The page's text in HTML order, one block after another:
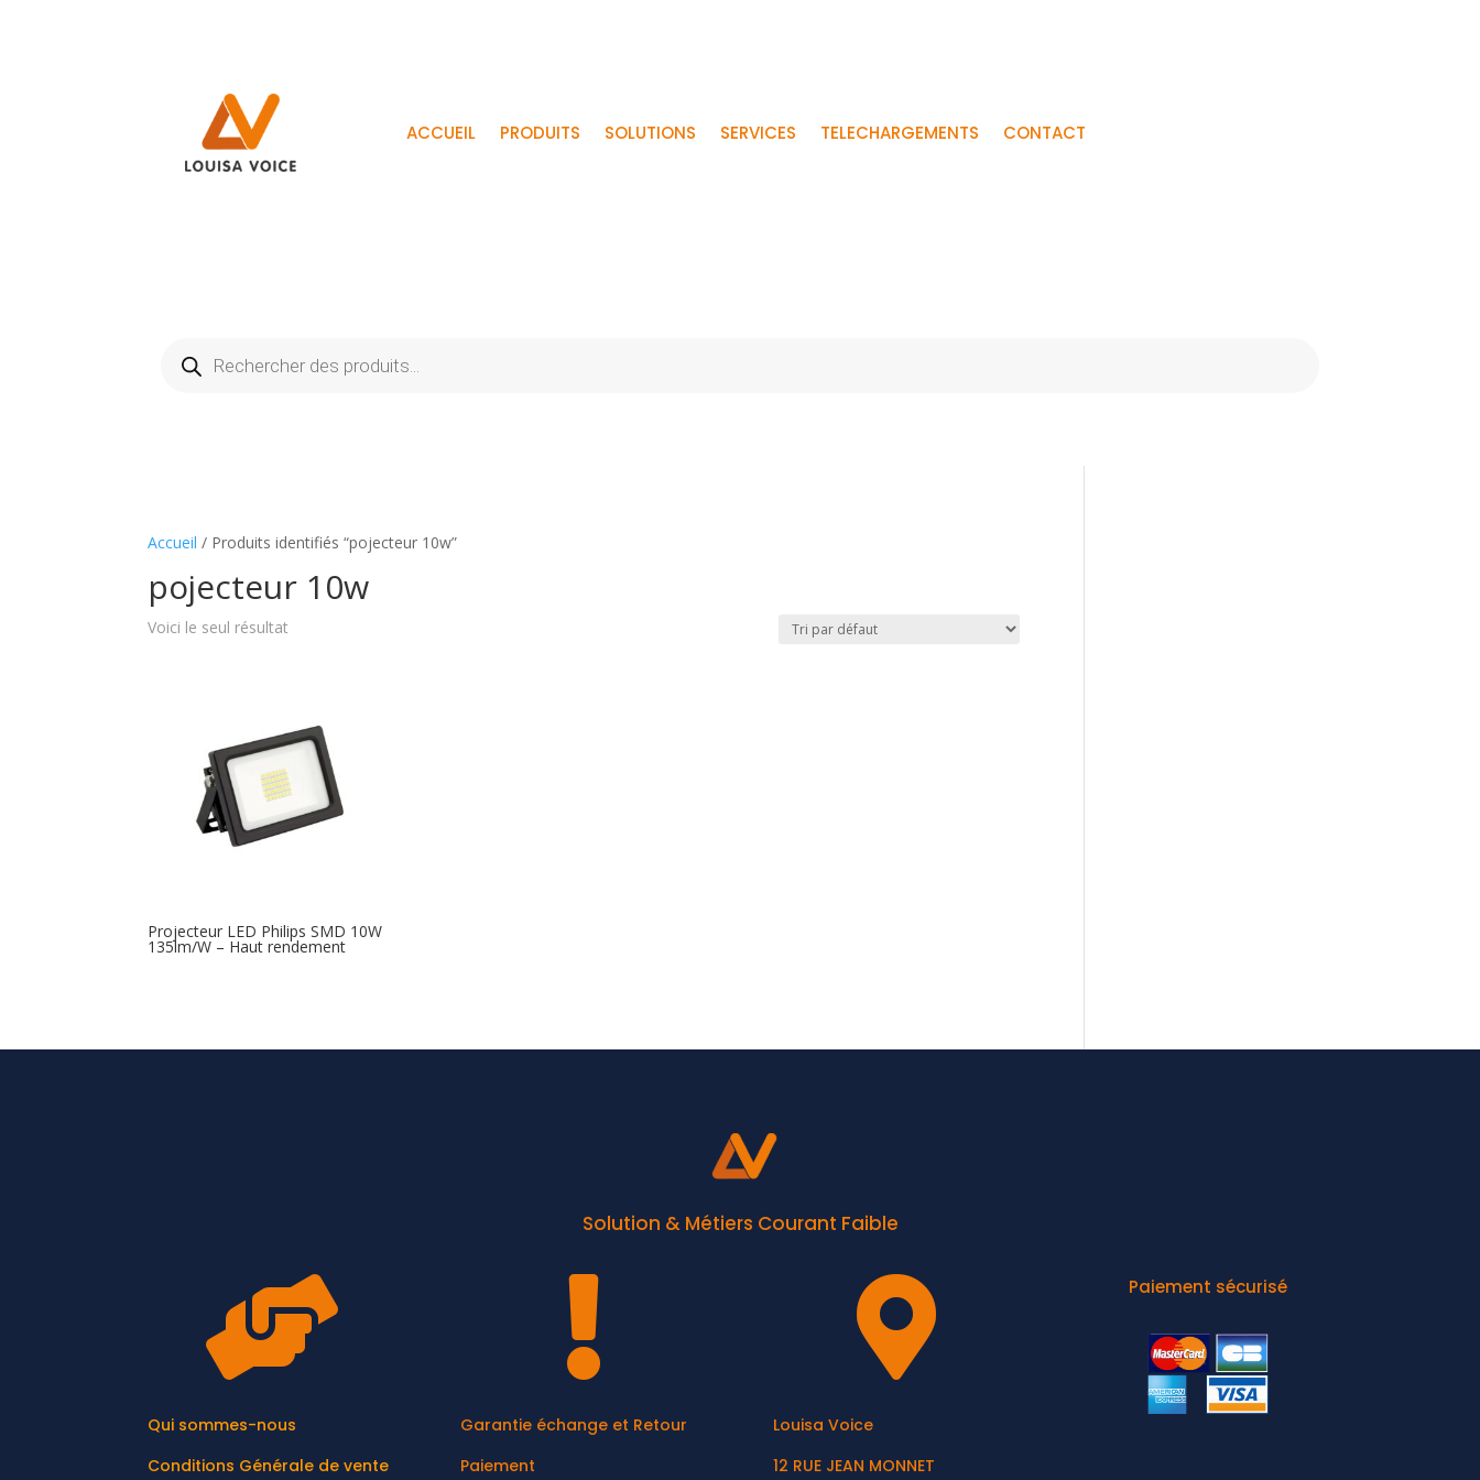
ACCUEIL PRODUITS SOLUTIONS SERVICES TELECHARGEMENTS CONTACT
produits
Accueil / Produits identifiés “pojecteur 10w”
pojecteur 10w
Voici le seul résultat
Projecteur LED Philips SMD 10W
135lm/W – Haut rendement
Solution & Métiers Courant Faible

Qui sommes-nous
Conditions Générale de vente

Garantie échange et Retour
Paiement

Louisa Voice
12 RUE JEAN MONNET
Paiement sécurisé